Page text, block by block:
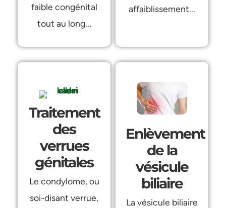
faible congénital
tout au long...
affaiblissement...
Traitement
des
verrues
génitales
Le condylome, ou
soi-disant verrue,
Enlèvement
de la
vésicule
biliaire
La vésicule biliaire